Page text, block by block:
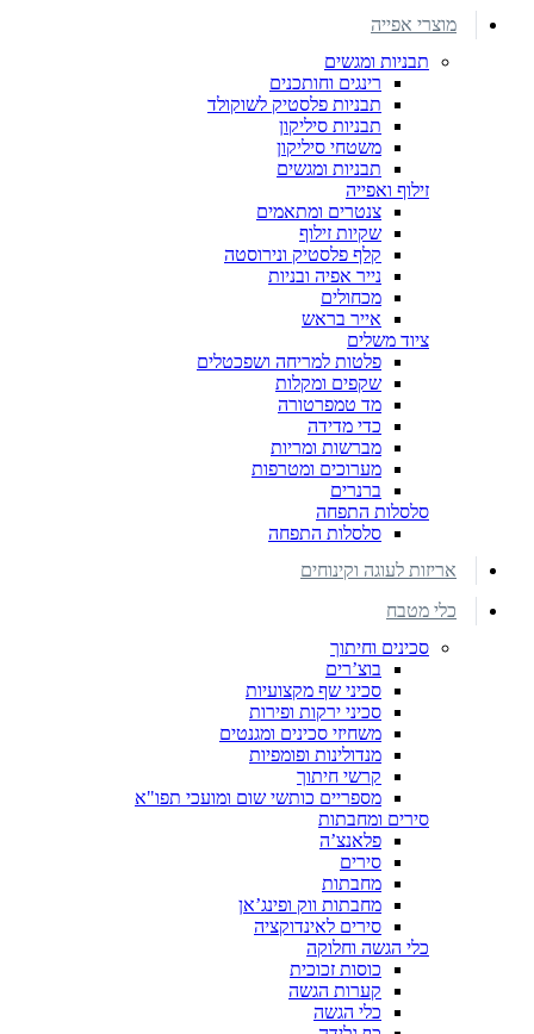
מוצרי אפייה
תבניות ומגשים
רינגים וחותכנים
תבניות פלסטיק לשוקולד
תבניות סיליקון
משטחי סיליקון
תבניות ומגשים
זילוף ואפייה
צנטרים ומתאמים
שקיות זילוף
קלף פלסטיק ונירוסטה
נייר אפיה ובניות
מכחולים
אייר בראש
ציוד משלים
פלטות למריחה ושפכטלים
שקפים ומקלות
מד טמפרטורה
כדי מדידה
מברשות ומריות
מערוכים ומטרפות
ברנרים
סלסלות התפחה
סלסלות התפחה
אריזות לעוגה וקינוחים
כלי מטבח
סכינים וחיתוך
בוצ’רים
סכיני שף מקצועיות
סכיני ירקות ופירות
משחיזי סכינים ומגנטים
מנדולינות ופומפיות
קרשי חיתוך
מספריים כותשי שום ומועכי תפו"א
סירים ומחבתות
פלאנצ’ה
סירים
מחבתות
מחבתות ווק ופינג’אן
סירים לאינדוקציה
כלי הגשה וחלוקה
כוסות זכוכית
קערות הגשה
כלי הגשה